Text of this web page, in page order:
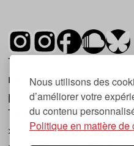
Nous utilisons des
d’améliorer votre
du contenu
Politique en matière de
Tsugi est un mensuel
musique et les
première parution date
Tsugi en japonais
», ce qui correspond à